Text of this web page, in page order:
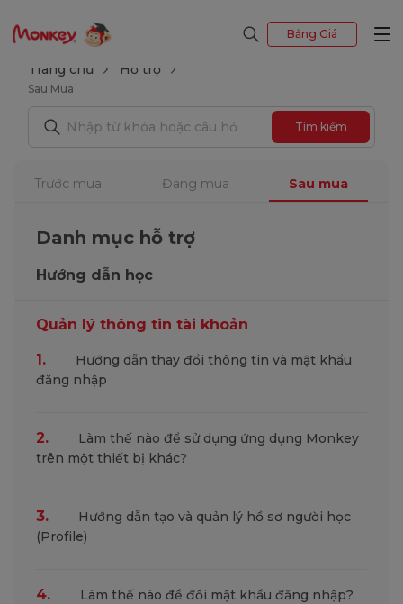
Bảng Giá
Trang chủ Hỗ trợ
Sau Mua
Tìm kiếm
Trước mua Đang mua Sau mua
Danh mục hỗ trợ
Hướng dẫn học
Quản lý thông tin tài khoản
1.
Hướng dẫn thay đổi thông tin và mật khẩu
đăng nhập
2.
Làm thế nào để sử dụng ứng dụng Monkey
trên một thiết bị khác?
3.
Hướng dẫn tạo và quản lý hồ sơ người học
(Profile)
4. Làm thế nào để đổi mật khẩu đăng nhập?